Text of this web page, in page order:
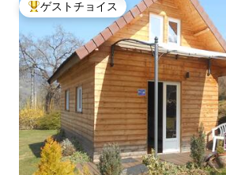
大好評のゲストチョイスです。
ゲストチョイス